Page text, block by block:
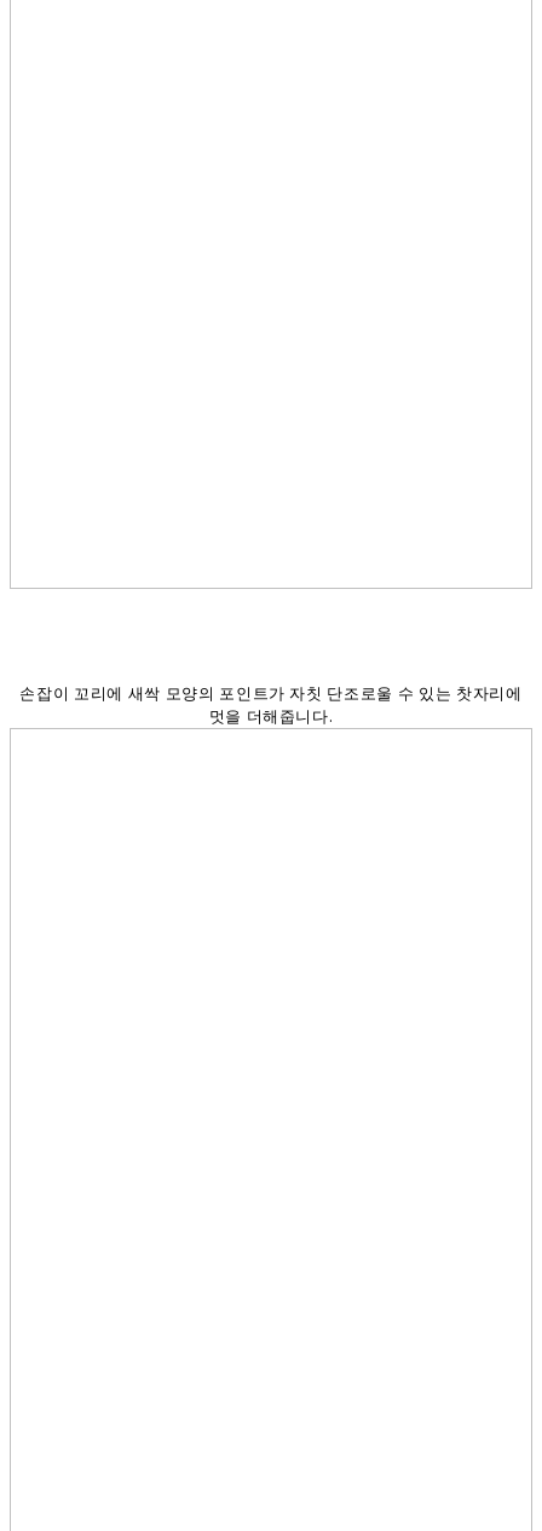
손잡이 꼬리에 새싹 모양의 포인트가 자칫 단조로울 수 있는 찻자리에
멋을 더해줍니다.